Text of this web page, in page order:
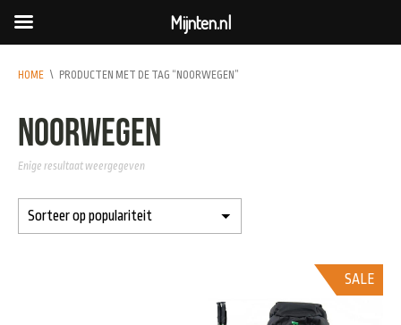
HOME \ PRODUCTEN MET DE TAG “NOORWEGEN”
noorwegen
Enige resultaat weergegeven
SALE
Mijnten.nl